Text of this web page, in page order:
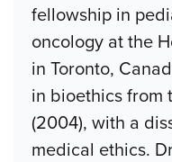
fellowship in
oncology at the
in Toronto,
in bioethics from
(2004), with a
medical ethics.